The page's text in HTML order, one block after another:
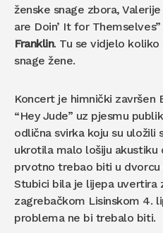
ženske snage zbora,
are Doin’ It for Themselves”
Franklin. Tu se vidjelo koliko
snage žene.
Koncert je himnički završen
“Hey Jude” uz pjesmu
odlična svirka koju su uložili
ukrotila malo lošiju akustiku
prvotno trebao biti u dvorcu
Stubici bila je lijepa uvertira
zagrebačkom Lisinskom 4.
problema ne bi trebalo biti.